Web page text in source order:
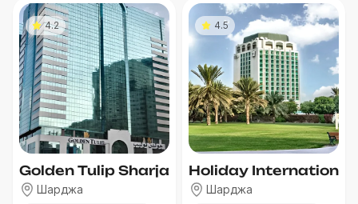
4.2
Golden Tulip Sharjah Hotel Apartments
Шарджа
4.5
Holiday International
Шарджа